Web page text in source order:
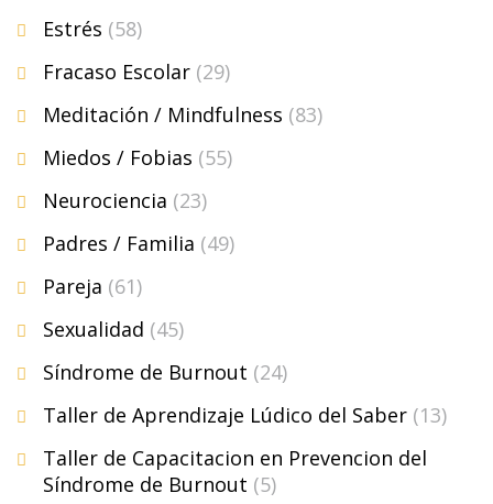
Estrés (58)
Fracaso Escolar (29)
Meditación / Mindfulness (83)
Miedos / Fobias (55)
Neurociencia (23)
Padres / Familia (49)
Pareja (61)
Sexualidad (45)
Síndrome de Burnout (24)
Taller de Aprendizaje Lúdico del Saber (13)
Taller de Capacitacion en Prevencion del
Síndrome de Burnout (5)